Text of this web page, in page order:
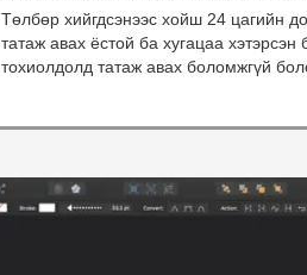
Төлбөр хийгдсэнээс хойш 24 цагийн
татаж авах ёстой ба хугацаа
тохиолдолд татаж авах боломжгүй